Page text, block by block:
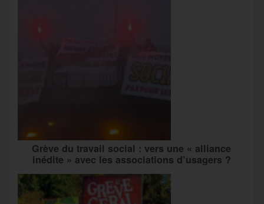
Grève du travail social : vers une « alliance
inédite » avec les associations d’usagers ?